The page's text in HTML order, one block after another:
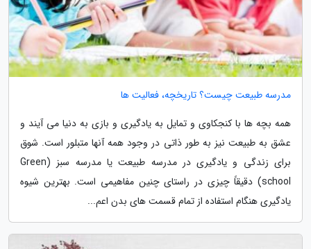
مدرسه طبیعت چیست؟ تاریخچه، فعالیت ها
همه بچه ها با کنجکاوی و تمایل به یادگیری و بازی به دنیا می آیند و
عشق به طبیعت نیز به طور ذاتی در وجود همه آنها متبلور است. شوق
برای زندگی و یادگیری در مدرسه طبیعت یا مدرسه سبز (Green
school) دقیقاً چیزی در راستای چنین مفاهیمی است. بهترین شیوه
یادگیری هنگام استفاده از تمام قسمت های بدن اعم...